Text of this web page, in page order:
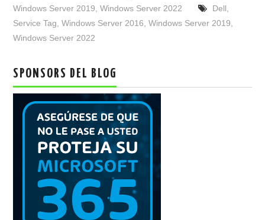
Windows Server 2019 ,Windows Server 2022 Dell
Service Tag ,Windows Server 2016 ,Windows Server 2019
Windows Server 2022
SPONSORS DEL BLOG